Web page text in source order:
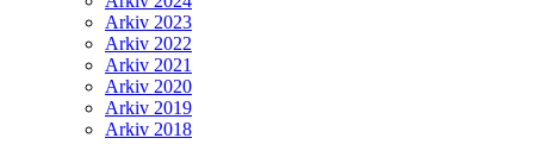
Arkiv 2023
Arkiv 2022
Arkiv 2021
Arkiv 2020
Arkiv 2019
Arkiv 2018